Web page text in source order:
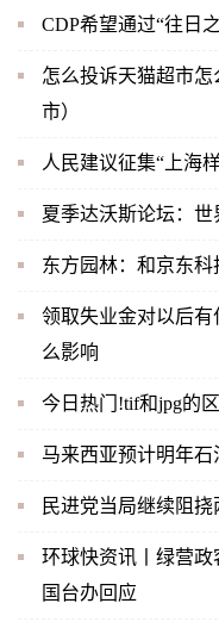
CDP希望通过“往日
怎么投诉天猫超市
市）
人民建议征集“上海
夏季达沃斯论坛：
东方园林：和京东科
领取失业金对以后
么影响
今日热门!tif和jpg的
马来西亚预计明年
民进党当局继续阻
环球快资讯丨绿营政
国台办回应